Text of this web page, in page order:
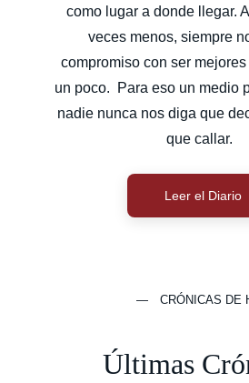
Leer el Diario
como lugar a donde llegar.
veces menos, siempre
compromiso con ser
un poco.  Para eso un medio
nadie nunca nos diga que
que callar.
— CRÓNICAS DE
Últimas